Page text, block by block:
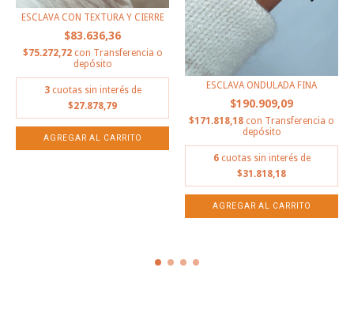
ESCLAVA CON TEXTURA Y CIERRE
$83.636,36
$75.272,72 con Transferencia o
depósito
3 cuotas sin interés de
$27.878,79
ESCLAVA ONDULADA FINA
$190.909,09
$171.818,18 con Transferencia o
depósito
6 cuotas sin interés de
$31.818,18